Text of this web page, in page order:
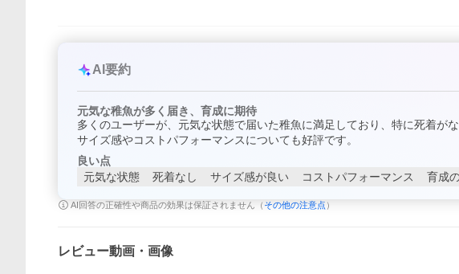
AI要約
元気な稚魚が多く届き、育成に期待
多くのユーザーが、元気な状態で届いた稚魚に満足しており、特に死着が
サイズ感やコストパフォーマンスについても好評です。
良い点
元気な状態
死着なし サイズ感が良い コストパフォーマンス 育成
AI回答の正確性や商品の効果は保証されません（ その他の注意点 ）
レビュー動画・画像